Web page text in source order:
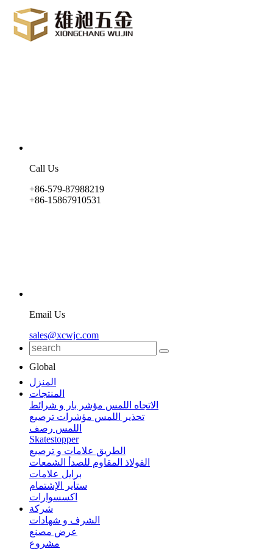
Call Us
+86-579-87988219
+86-15867910531
Email Us
sales@xcwjc.com
Global
المنزل
المنتجات
الاتجاه اللمس مؤشر بار و شرائط
تحذير اللمس مؤشرات ترصيع
اللمس رصف
Skatestopper
الطريق علامات و ترصيع
الفولاذ المقاوم للصدأ الشمعات
برايل علامات
ستاير الإشتمام
اكسسوارات
شركة
الشرف و شهادات
عرض مصنع
مشروع